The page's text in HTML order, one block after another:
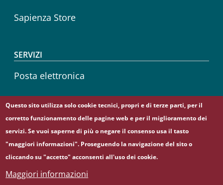
Sapienza Store
SERVIZI
Posta elettronica
Sapienza Wireless
Career service
© Sapienza Università di Roma - Piazzale Aldo Moro 5,
Questo sito utilizza solo cookie tecnici, propri e di terze parti, per il
corretto funzionamento delle pagine web e per il miglioramento dei
servizi. Se vuoi saperne di più o negare il consenso usa il tasto
"maggiori informazioni". Proseguendo la navigazione del sito o
cliccando su "accetto" acconsenti all'uso dei cookie.
Maggiori informazioni